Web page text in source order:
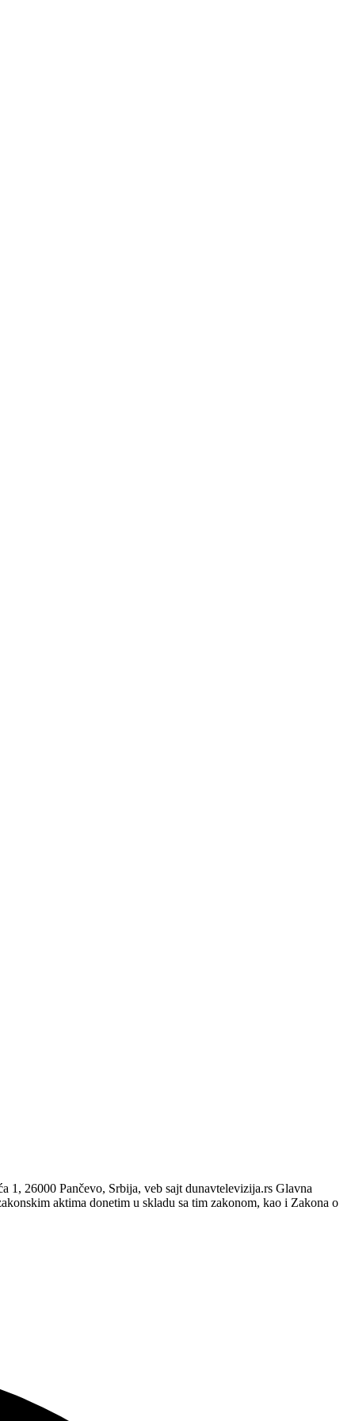
26000 Pančevo, Srbija, veb sajt dunavtelevizija.rs Glavna
aktima donetim u skladu sa tim zakonom, kao i Zakona o